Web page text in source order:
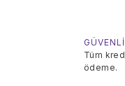
Tüm
ödeme.